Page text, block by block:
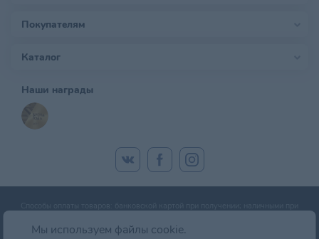
Покупателям
Каталог
Наши награды
Мы используем файлы cookie.